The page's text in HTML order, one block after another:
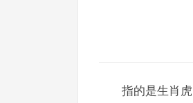
指的是生肖